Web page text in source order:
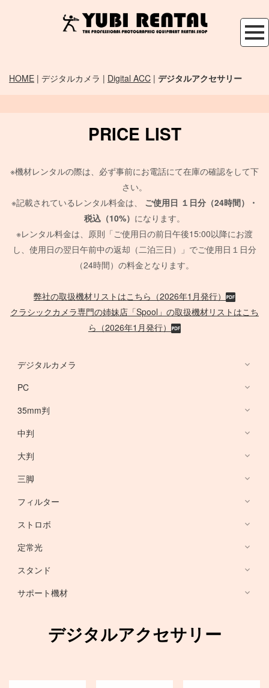
HOME | デジタルカメラ | Digital ACC | デジタルアクセサリー
PRICE LIST
※機材レンタルの際は、必ず事前にお電話にて在庫の確認をして下
さい。
※記載されているレンタル料金は、 ご使用日 １日分（24時間）・
税込（10%） になります。
※レンタル料金は、原則「ご使用日の前日午後15:00以降にお渡
し、使用日の翌日午前中の返却（二泊三日）」でご使用日１日分
（24時間）の料金となります。
弊社の取扱機材リストはこちら（2026年1月発行）
クラシックカメラ専門の姉妹店「Spool」の取扱機材リストはこち
ら（2026年1月発行）
デジタルカメラ
デジタルカメラ
Nikon DSLR
Sony ミラーレス
Nikon ミラーレス
PC
PC
ノートブック PC
PC用 周辺機器
35mm判
Canon Lens
EF 単焦点レンズ
EF ズームレンズ
アクセサリ
中判
PHASE ONE
Schneider 645 レンズ
Hasselblad H
大判
三脚
一脚
三脚
フィルター
HARRISON
アダプター
ストロボ
定常光
Aupture LEDライト
スタンド
サポート機材
メーター
デジタルアクセサリー